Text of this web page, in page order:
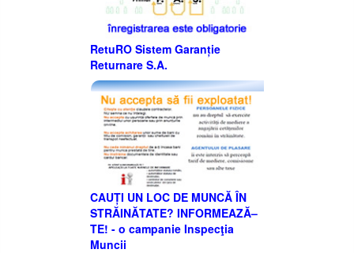
RetuRO Sistem Garanție
Returnare S.A.
CAUȚI UN LOC DE MUNCĂ ÎN
STRĂINĂTATE? INFORMEAZĂ–
TE! - o campanie Inspecţia
Muncii